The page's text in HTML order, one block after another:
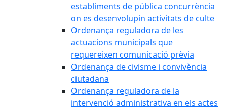
establiments de pública concurrència
on es desenvolupin activitats de culte
Ordenança reguladora de les
actuacions municipals que
requereixen comunicació prèvia
Ordenança de civisme i convivència
ciutadana
Ordenança reguladora de la
intervenció administrativa en els actes